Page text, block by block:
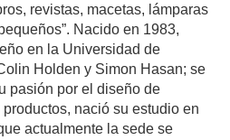
revistas, macetas, lámparas
Nacido en 1983,
en la Universidad de
Holden y Simon Hasan; se
pasión por el diseño de
nació su estudio en
actualmente la sede se